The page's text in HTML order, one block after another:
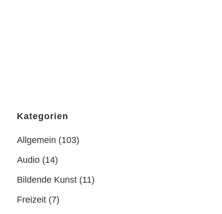
Kategorien
Allgemein (103)
Audio (14)
Bildende Kunst (11)
Freizeit (7)